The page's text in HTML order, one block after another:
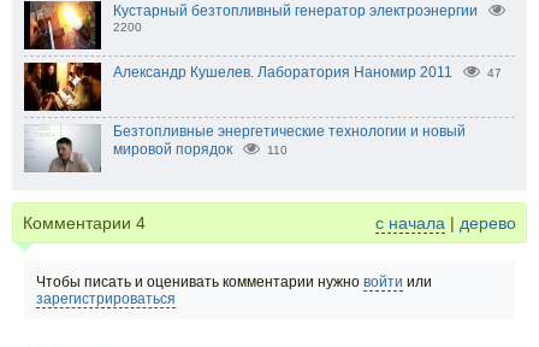
Кустарный безтопливный генератор электроэнергии
2200
Александр Кушелев. Лаборатория Наномир 2011 47
Безтопливные энергетические технологии и новый
мировой порядок
110
Комментарии 4 с начала | дерево
Чтобы писать и оценивать комментарии нужно войти или
зарегистрироваться